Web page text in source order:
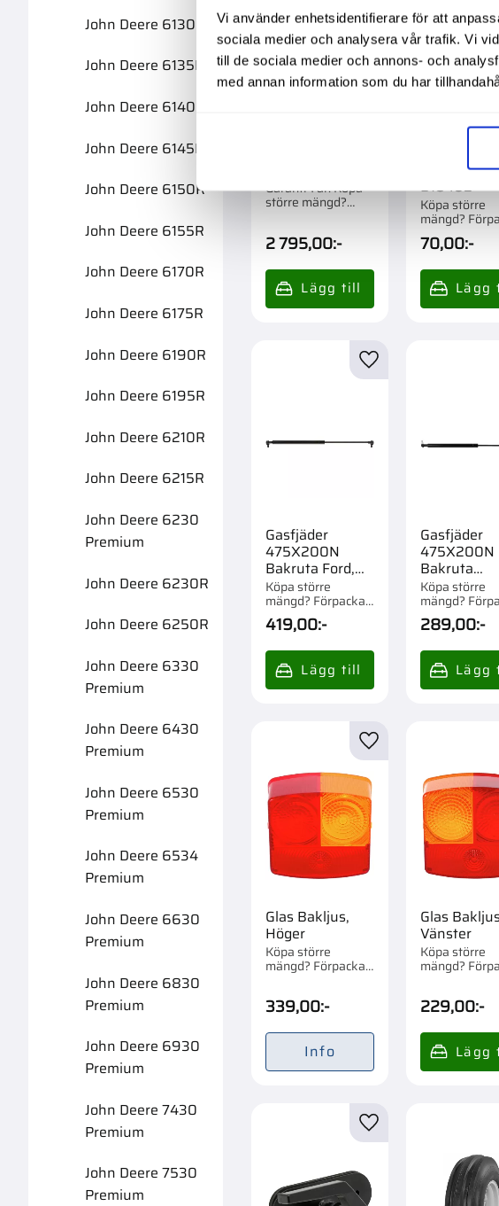
Vi använder enhetsidentifierare för att
sociala medier och analysera vår trafik. Vi
till de sociala medier och annons- och
med annan information som du har
Garanti 1 år. Köpa
större mängd?
2 795,00:-
För
B18402
Köpa större
mängd?
om 1 st.
70,00:-
Gasfjäder
475X200N
Bakruta Ford,
Jd, Mf
Köpa större
mängd? Förpackad
om 1/50 st.
419,00:-
Lägg till i favoriter
Gasfjäder
475X200N
Bakruta
Ford,Jd,Mf
Köpa större
mängd?
om 1/10 st.
289,00:-
Glas Bakljus,
Höger
Köpa större
mängd? Förpackad
339,00:-
Lägg till i favoriter
Info
Glas
Vänster
Köpa större
mängd?
229,00:-
Lägg till i favoriter
John Deere 6130R
John Deere 6135R
John Deere 6140R
John Deere 6145R
John Deere 6150R
John Deere 6155R
John Deere 6170R
John Deere 6175R
John Deere 6190R
John Deere 6195R
John Deere 6210R
John Deere 6215R
John Deere 6230
Premium
John Deere 6230R
John Deere 6250R
John Deere 6330
Premium
John Deere 6430
Premium
John Deere 6530
Premium
John Deere 6534
Premium
John Deere 6630
Premium
John Deere 6830
Premium
John Deere 6930
Premium
John Deere 7430
Premium
John Deere 7530
Premium